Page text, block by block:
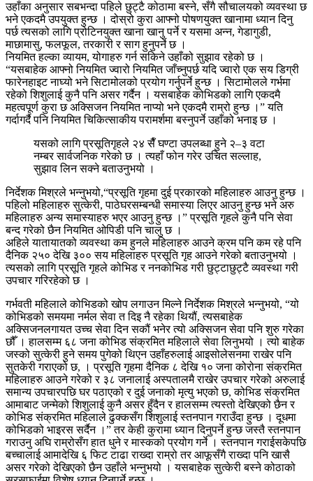
उहाँका अनुसार सबभन्दा पहिले छुट्टै कोठामा बस्ने, सँगै सौचालयको व्यवस्था छ
भने एकदमै उपयुक्त हुन्छ । दोस्रो कुरा आफ्नो पोषणयुक्त खानामा ध्यान दिनु
पर्छ त्यसको लागि प्रोटिनयुक्त खाना खानु पर्ने र यसमा अन्न, गेडागुडी,
माछामासु, फलफूल, तरकारी र साग हुनुपर्ने छ ।
नियमित हल्का व्यायम, योगाहरु गर्न सकिने उहाँको सुझाव रहेको छ ।
“यसबाहेक आफ्नो नियमित ज्वारो नियमित जाँच्नुपर्छ यदि ज्वारो एक सय डिग्री
फारेनहाइट नाघ्यो भने सिटामोलको प्रयोग गर्नुपर्ने हुन्छ । सिटामोलले गर्भमा
रहेको शिशुलाई कुनै पनि असर गर्दैन । यसबाहेक कोभिडको लागि एकदमै
महत्वपूर्ण कुरा छ अक्सिजन नियमित नाप्यो भने एकदमै राम्रो हुन्छ ।” यति
गर्दागर्दै पनि नियमित चिकित्साकीय परामर्शमा बस्नुपर्ने उहाँको भनाइ छ ।
यसको लागि प्रसूतिगृहले २४ सैँ घण्टा उपलब्धा हुने २–३ वटा
नम्बर सार्वजनिक गरेको छ । त्यहाँ फोन गरेर उचित सल्लाह,
सुझाव लिन सक्ने बताउनुभयो ।
निर्देशक मिश्रले भन्नुभयो,“प्रसूति गृहमा दुई प्रकारको महिलाहरु आउनु हुन्छ ।
पहिलो महिलाहरु सुत्केरी, पाठेघरसम्बन्धी समास्या लिएर आउनु हुन्छ भने अरु
महिलाहरु अन्य समास्याहरु भएर आउनु हुन्छ ।” प्रसूति गृहले कुनै पनि सेवा
बन्द गरेको छैन नियमित ओपिडी पनि चालु छ ।
अहिले यातायातको व्यवस्था कम हुनले महिलाहरु आउने क्रम पनि कम रहे पनि
दैनिक २५० देखि ३०० सय महिलाहरु प्रसूति गृह आउने गरेको बताउनुभयो ।
त्यसको लागि प्रसूति गृहले कोभिड र ननकोभिड गरी छुट्टाछुट्टै व्यवस्था गरी
उपचार गरिरहेको छ ।
गर्भवती महिलाले कोभिडको खोप लगाउन मिल्ने निर्देशक मिश्रले भन्नुभयो, “यो
कोभिडको समयमा नर्मल सेवा त दिइ नै रहेका थियौं, त्यसबाहेक
अक्सिजनलगायत उच्च सेवा दिन सकौं भनेर त्यो अक्सिजन सेवा पनि शुरु गरेका
छौँ । हालसम्म ६८ जना कोभिड संक्रमित महिलाले सेवा लिनुभयो । त्यो बाहेक
जस्को सुत्केरी हुने समय पुगेको थिएन उहाँहरुलाई आइसोलेसनमा राखेर पनि
सुतकेरी गराएको छ, । प्रसूति गृहमा दैनिक ८ देखि १० जना कोरोना संक्रमित
महिलाहरु आउने गरेको र ३८ जनालाई अस्पतालमै राखेर उपचार गरेको अरुलाई
समान्य उपचारपछि घर पठाएको र दुई जनाको मृत्यु भएको छ, कोभिड संक्रमित
आमाबाट जन्मेको शिशुलाई कुनै असर हुँदैन र हालसम्म त्यस्तो देखिएको छैन र
कोभिड संक्रमित महिलाले ढुक्कसँग शिशुलाई स्तनपान गराउँदा हुन्छ । दूधमा
कोभिडको भाइरस सर्दैन ।” तर केही कुरामा ध्यान दिनुपर्ने हुन्छ जस्तै स्तनपान
गराउनु अघि राम्रोसँग हात धुने र मास्कको प्रयोग गर्ने । स्तनपान गराईसकेपछि
बच्चालाई आमादेखि ६ फिट टाढा राख्दा राम्रो तर आफूसँगै राख्दा पनि खासै
असर गरेको देखिएको छैन उहाँले भन्नुभयो । यसबाहेक सुत्केरी बस्ने कोठाको